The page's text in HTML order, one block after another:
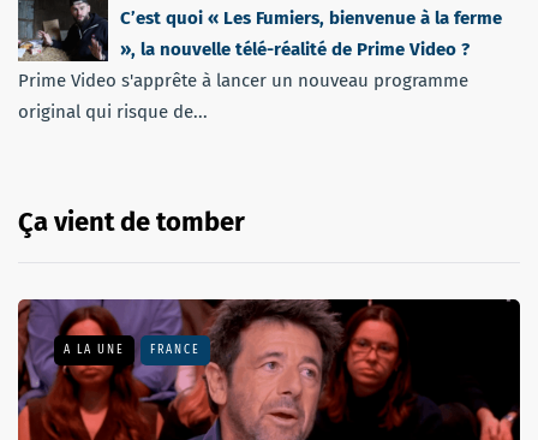
C’est quoi « Les Fumiers, bienvenue à la ferme
», la nouvelle télé-réalité de Prime Video ?
Prime Video s'apprête à lancer un nouveau programme
original qui risque de...
Ça vient de tomber
A LA UNE FRANCE